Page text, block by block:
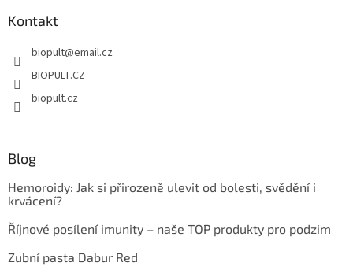
Kontakt
biopult@email.cz
BIOPULT.CZ
biopult.cz
Blog
Hemoroidy: Jak si přirozeně ulevit od bolesti, svědění i
krvácení?
Říjnové posílení imunity – naše TOP produkty pro podzim
Zubní pasta Dabur Red